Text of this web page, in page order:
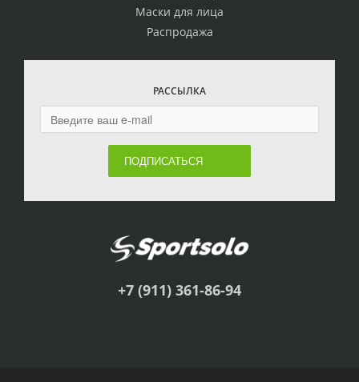
Маски для лица
Распродажа
РАССЫЛКА
ПОДПИСАТЬСЯ
+7 (911) 361-86-94